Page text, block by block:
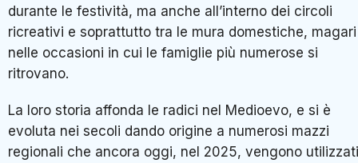
durante le festività, ma anche all’interno dei circoli
ricreativi e soprattutto tra le mura domestiche, magari
nelle occasioni in cui le famiglie più numerose si
ritrovano.
La loro storia affonda le radici nel Medioevo, e si è
evoluta nei secoli dando origine a numerosi mazzi
regionali che ancora oggi, nel 2025, vengono utilizzati